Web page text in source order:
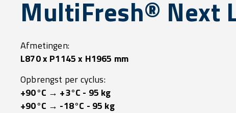
MultiFresh® Next
Afmetingen:
L870 x P1145 x H1965 mm
Opbrengst per cyclus:
+90°C → +3°C - 95 kg
+90°C → -18°C - 95 kg